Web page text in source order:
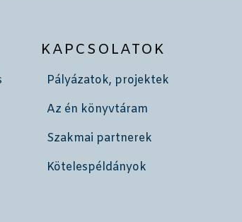
KAPCSOLATOK
Pályázatok, projektek
Az én könyvtáram
Szakmai partnerek
Kötelespéldányok